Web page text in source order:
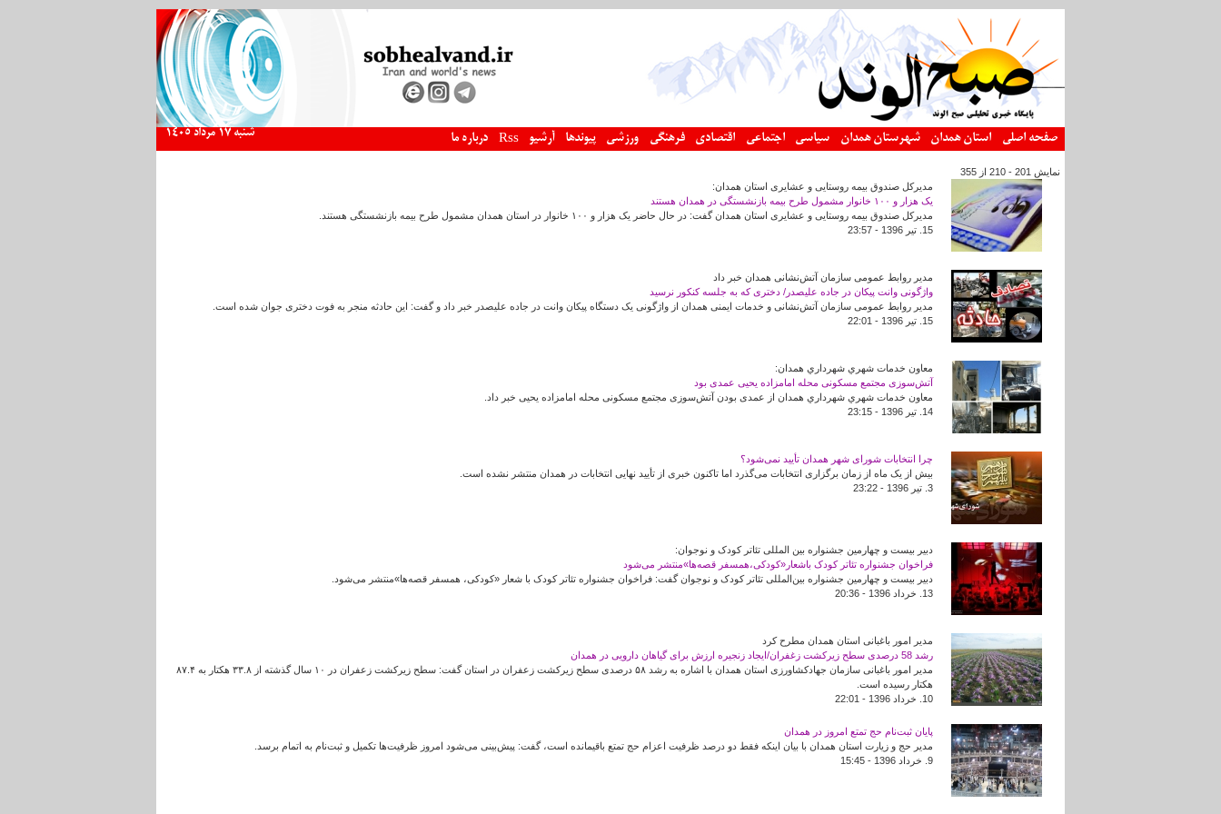
صفحه اصلی استان همدان شهرستان همدان سیاسی اجتماعی اقتصادی فرهنگی ورزشی پیوندها آرشیو Rss درباره ما شنبه 17 مرداد 1405
نمایش 201 - 210 از 355
مدیرکل صندوق بیمه روستایی و عشایری استان همدان:
یک هزار و ۱۰۰ خانوار مشمول طرح بیمه بازنشستگی در همدان هستند
مدیرکل صندوق بیمه روستایی و عشایری استان همدان گفت: در حال حاضر یک هزار و ۱۰۰ خانوار در استان همدان مشمول طرح بیمه بازنشستگی هستند.
15. تير 1396 - 23:57
مدیر روابط عمومی سازمان آتش‌نشانی همدان خبر داد
واژگونی وانت پیکان در جاده علیصدر/ دختری که به جلسه کنکور نرسید
مدیر روابط عمومی سازمان آتش‌نشانی و خدمات ایمنی همدان از واژگونی یک دستگاه پیکان وانت در جاده علیصدر خبر داد و گفت: این حادثه منجر به فوت دختری جوان شده است.
15. تير 1396 - 22:01
معاون خدمات شهري شهرداري همدان:
آتش‌سوزی مجتمع مسکونی محله امامزاده یحیی عمدی بود
معاون خدمات شهري شهرداري همدان از عمدی بودن آتش‌سوزی مجتمع مسکونی محله امامزاده یحیی خبر داد.
14. تير 1396 - 23:15
چرا انتخابات شورای شهر همدان تأیید نمی‌شود؟
بیش از یک ماه از زمان برگزاری انتخابات می‌گذرد اما تاکنون خبری از تأیید نهایی انتخابات در همدان منتشر نشده است.
3. تير 1396 - 23:22
دبیر بیست و چهارمین جشنواره بین المللی تئاتر کودک و نوجوان:
فراخوان جشنواره تئاتر کودک باشعار«کودکی،همسفر قصه‌ها»منتشر می‌شود
دبیر بیست و چهارمین جشنواره بین‌المللی تئاتر کودک و نوجوان گفت: فراخوان جشنواره تئاتر کودک با شعار «کودکی، همسفر قصه‌ها»منتشر می‌شود.
13. خرداد 1396 - 20:36
مدیر امور باغبانی استان همدان مطرح کرد
رشد 58 درصدی سطح زیرکشت زغفران/ایجاد زنجیره ارزش برای گیاهان دارویی در همدان
مدیر امور باغبانی سازمان جهادکشاورزی استان همدان با اشاره به رشد ۵۸ درصدی سطح زیرکشت زعفران در استان گفت: سطح زیرکشت زعفران در ۱۰ سال گذشته از ۳۳.۸ هکتار به ۸۷.۴
هکتار رسیده است.
10. خرداد 1396 - 22:01
پایان ثبت‌نام حج تمتع امروز در همدان
مدیر حج و زیارت استان همدان با بیان اینکه فقط دو درصد ظرفیت اعزام حج تمتع باقیمانده است، گفت: پیش‌بینی می‌شود امروز ظرفیت‌ها تکمیل و ثبت‌نام به اتمام برسد.
9. خرداد 1396 - 15:45